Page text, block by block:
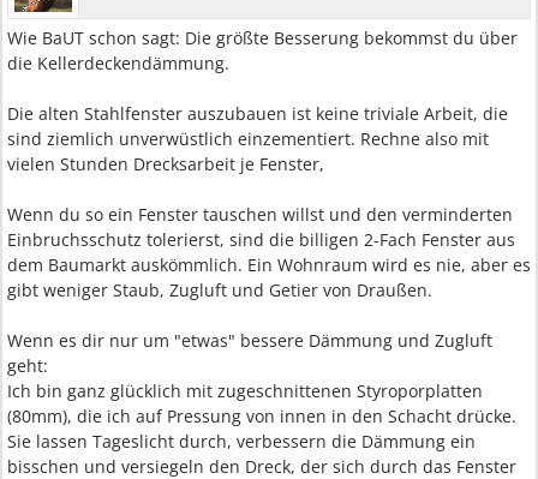
Wie BaUT schon sagt: Die größte Besserung bekommst du über
die Kellerdeckendämmung.
Die alten Stahlfenster auszubauen ist keine triviale Arbeit, die
sind ziemlich unverwüstlich einzementiert. Rechne also mit
vielen Stunden Drecksarbeit je Fenster,
Wenn du so ein Fenster tauschen willst und den verminderten
Einbruchsschutz tolerierst, sind die billigen 2-Fach Fenster aus
dem Baumarkt auskömmlich. Ein Wohnraum wird es nie, aber es
gibt weniger Staub, Zugluft und Getier von Draußen.
Wenn es dir nur um "etwas" bessere Dämmung und Zugluft
geht:
Ich bin ganz glücklich mit zugeschnittenen Styroporplatten
(80mm), die ich auf Pressung von innen in den Schacht drücke.
Sie lassen Tageslicht durch, verbessern die Dämmung ein
bisschen und versiegeln den Dreck, der sich durch das Fenster